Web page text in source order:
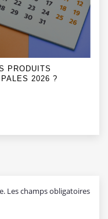
PRODUITS
2026 ?
Les champs obligatoires